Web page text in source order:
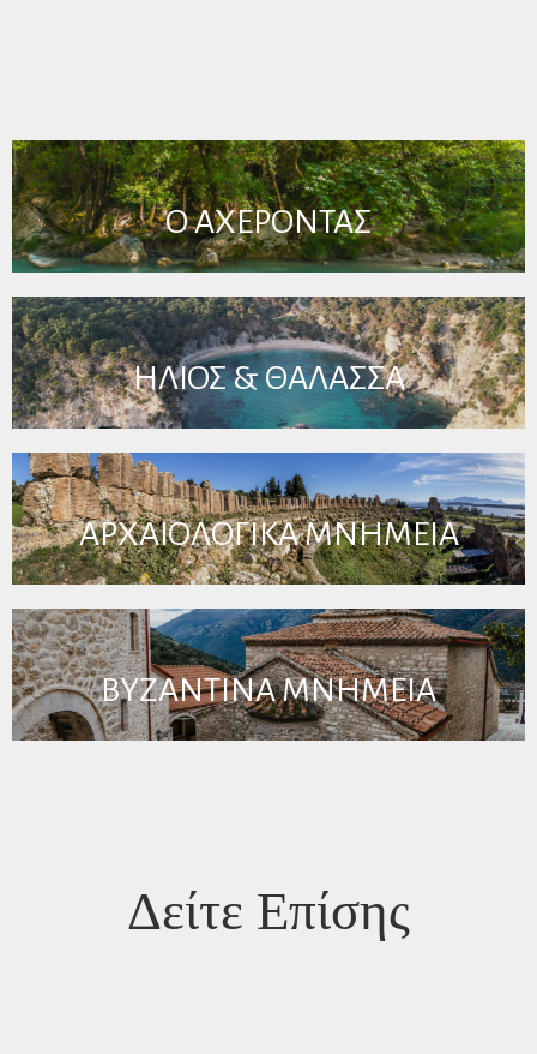
O ΑΧΕΡΟΝΤΑΣ
ΗΛΙΟΣ & ΘΑΛΑΣΣΑ
ΑΡΧΑΙΟΛΟΓΙΚΑ ΜΝΗΜΕΙΑ
ΒΥΖΑΝΤΙΝΑ ΜΝΗΜΕΙΑ
Δείτε Επίσης